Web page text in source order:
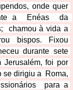
onde quer
a  Enéas  da
chamou à vida a
bispos. Fixou
durante sete
Jerusalém, foi por
se dirigiu a  Roma,
para a